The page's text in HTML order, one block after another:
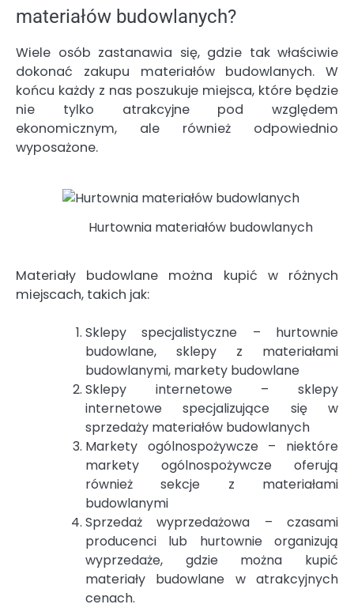
materiałów budowlanych?
Wiele osób zastanawia się, gdzie tak właściwie
dokonać zakupu materiałów budowlanych. W
końcu każdy z nas poszukuje miejsca, które będzie
nie tylko atrakcyjne pod względem
ekonomicznym, ale również odpowiednio
wyposażone.
Hurtownia materiałów budowlanych
Materiały budowlane można kupić w różnych
miejscach, takich jak:
Sklepy specjalistyczne – hurtownie
budowlane, sklepy z materiałami
budowlanymi, markety budowlane
Sklepy internetowe – sklepy
internetowe specjalizujące się w
sprzedaży materiałów budowlanych
Markety ogólnospożywcze – niektóre
markety ogólnospożywcze oferują
również sekcje z materiałami
budowlanymi
Sprzedaż wyprzedażowa – czasami
producenci lub hurtownie organizują
wyprzedaże, gdzie można kupić
materiały budowlane w atrakcyjnych
cenach.